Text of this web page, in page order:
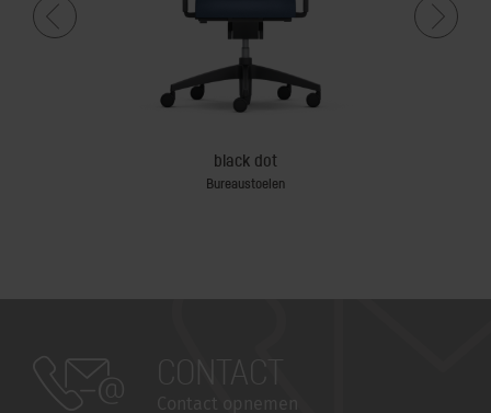
black dot
Bureaustoelen